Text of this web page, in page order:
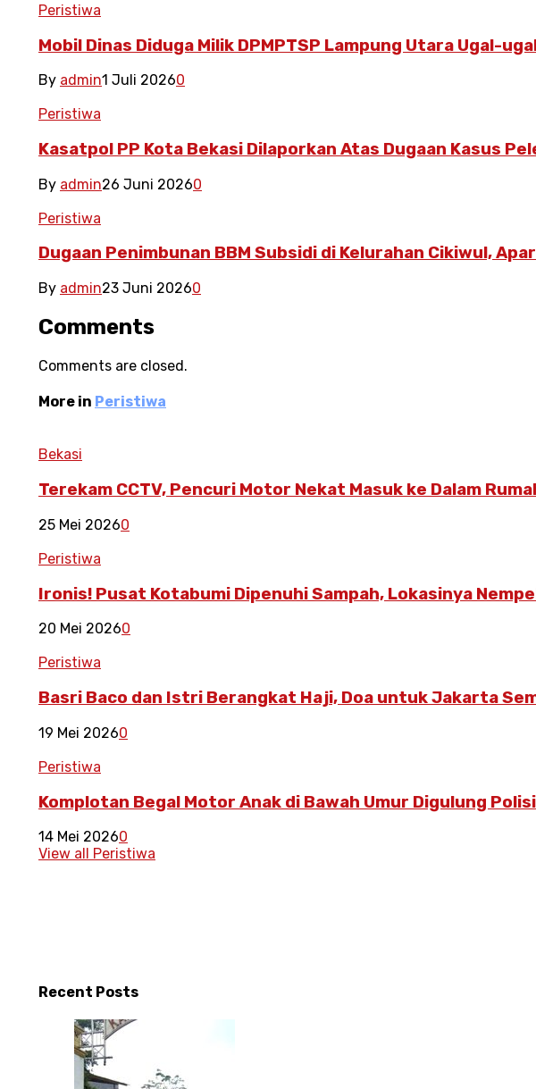
Peristiwa
Mobil Dinas Diduga Milik DPMPTSP Lampung Utara Ugal-
By admin1 Juli 20260
Peristiwa
Kasatpol PP Kota Bekasi Dilaporkan Atas Dugaan Kasus
By admin26 Juni 20260
Peristiwa
Dugaan Penimbunan BBM Subsidi di Kelurahan Cikiwul,
By admin23 Juni 20260
Comments
Comments are closed.
More in Peristiwa
Bekasi
Terekam CCTV, Pencuri Motor Nekat Masuk ke Dalam
25 Mei 20260
Peristiwa
Ironis! Pusat Kotabumi Dipenuhi Sampah, Lokasinya Nempel
20 Mei 20260
Peristiwa
Basri Baco dan Istri Berangkat Haji, Doa untuk Jakarta
19 Mei 20260
Peristiwa
Komplotan Begal Motor Anak di Bawah Umur Digulung Polisi
14 Mei 20260
View all Peristiwa
Recent Posts